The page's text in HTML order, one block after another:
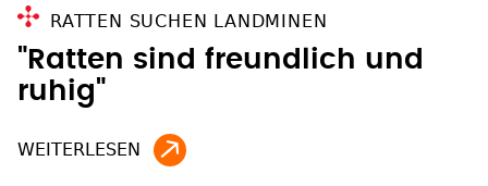
RATTEN SUCHEN LANDMINEN
"Ratten sind freundlich und
ruhig"